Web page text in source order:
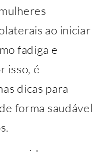
ao iniciar
fadiga e
isso, é
dicas para
forma saudável